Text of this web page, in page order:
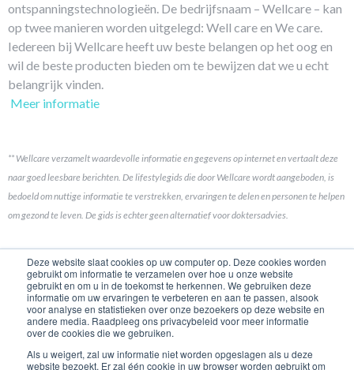
Deze website slaat cookies op uw computer op. Deze cookies worden
gebruikt om informatie te verzamelen over hoe u onze website
gebruikt en om u in de toekomst te herkennen. We gebruiken deze
informatie om uw ervaringen te verbeteren en aan te passen, alsook
voor analyse en statistieken over onze bezoekers op deze website en
andere media. Raadpleeg ons privacybeleid voor meer informatie
over de cookies die we gebruiken.
Als u weigert, zal uw informatie niet worden opgeslagen als u deze
website bezoekt. Er zal één cookie in uw browser worden gebruikt om
ontspanningstechnologieën. De bedrijfsnaam – Wellcare – kan
op twee manieren worden uitgelegd: Well care en We care.
Iedereen bij Wellcare heeft uw beste belangen op het oog en
wil de beste producten bieden om te bewijzen dat we u echt
belangrijk vinden.
Meer informatie
** Wellcare verzamelt waardevolle informatie en gegevens op internet en vertaalt deze
naar goed leesbare berichten. De lifestylegids die door Wellcare wordt aangeboden, is
bedoeld om nuttige informatie te verstrekken, ervaringen te delen en personen te helpen
om gezond te leven. De gids is echter geen alternatief voor doktersadvies.
Koppelingen
Contact opnemen
Merkhistorie
Product Ontwikkeling
Geschiedenis